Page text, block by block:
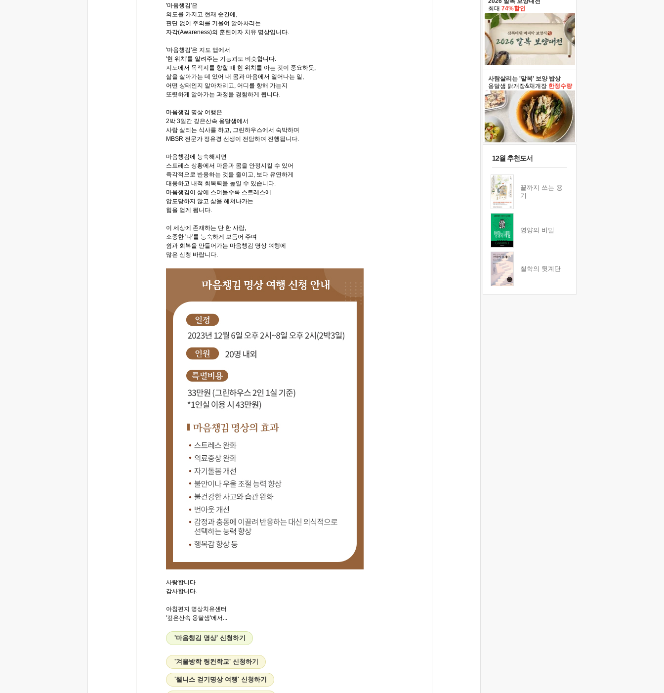
'마음챙김'은
의도를 가지고 현재 순간에,
판단 없이 주의를 기울여 알아차리는
자각(Awareness)의 훈련이자 치유 명상입니다.
'마음챙김'은 지도 앱에서
'현 위치'를 알려주는 기능과도 비슷합니다.
지도에서 목적지를 향할 때 현 위치를 아는 것이 중요하듯,
삶을 살아가는 데 있어 내 몸과 마음에서 일어나는 일,
어떤 상태인지 알아차리고, 어디를 향해 가는지
또렷하게 알아가는 과정을 경험하게 됩니다.
마음챙김 명상 여행은
2박 3일간 깊은산속 옹달샘에서
사람 살리는 식사를 하고, 그린하우스에서 숙박하며
MBSR 전문가 정유경 선생이 전담하여 진행됩니다.
마음챙김에 능숙해지면
스트레스 상황에서 마음과 몸을 안정시킬 수 있어
즉각적으로 반응하는 것을 줄이고, 보다 유연하게
대응하고 내적 회복력을 높일 수 있습니다.
마음챙김이 삶에 스며들수록 스트레스에
압도당하지 않고 삶을 헤쳐나가는
힘을 얻게 됩니다.
이 세상에 존재하는 단 한 사람,
소중한 '나'를 능숙하게 보듬어 주며
쉼과 회복을 만들어가는 마음챙김 명상 여행에
많은 신청 바랍니다.
사랑합니다.
감사합니다.
아침편지 명상치유센터
'깊은산속 옹달샘'에서...
'마음챙김 명상' 신청하기
'겨울방학 링컨학교' 신청하기
'웰니스 걷기명상 여행' 신청하기
최대 74%할인
사람살리는 '말복' 보양 밥상
옹달샘 닭개장&채개장 한정수량
12월 추천도서
끝까지 쓰는 용
기
영양의 비밀
철학의 뒷계단